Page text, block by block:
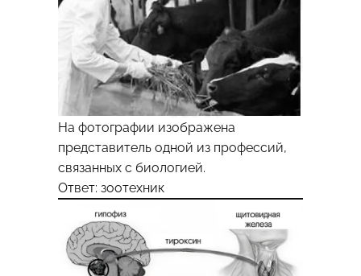
На фотографии изображена
представитель одной из профессий,
связанных с биологией.
Ответ: зоотехник